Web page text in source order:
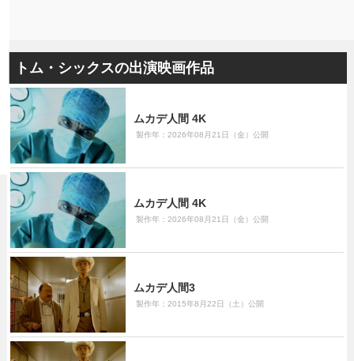
トム・シックスの出演映画作品
ムカデ人間 4K
製作年：2026年08月21日（金）公開
ムカデ人間 4K
製作年：2026年08月21日（金）公開
ムカデ人間3
製作年：2015年8月22日（土）公開